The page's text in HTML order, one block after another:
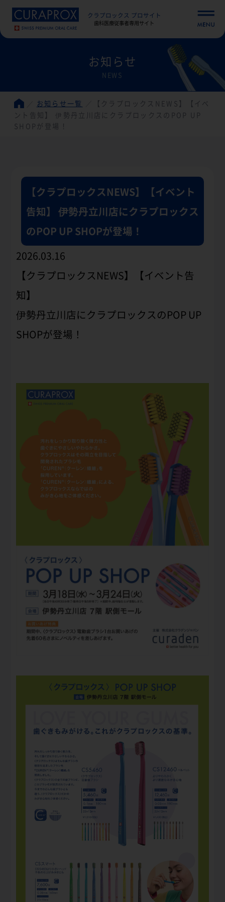
クラプロックス プロサイト
歯科医療従事者専用サイト
お知らせ
NEWS
お知らせ一覧
【クラプロックスNEWS】【イベ
ント告知】 伊勢丹立川店にクラプロックスのPOP UP
SHOPが登場！
【クラプロックスNEWS】【イベント
告知】 伊勢丹立川店にクラプロックス
のPOP UP SHOPが登場！
2026.03.16
【クラプロックスNEWS】【イベント告
知】
伊勢丹立川店にクラプロックスのPOP UP
SHOPが登場！